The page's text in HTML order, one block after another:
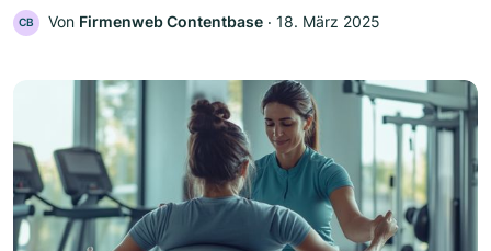
CB Von Firmenweb Contentbase ‧ 18. März 2025